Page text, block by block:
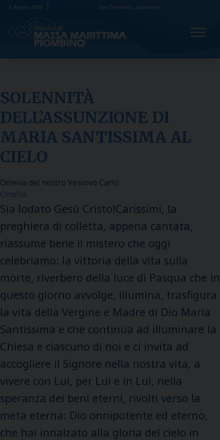
Skip
content
8 Agosto 2026 San Domenico, sacerdote
SOLENNITÀ
DELL’ASSUNZIONE DI
MARIA SANTISSIMA AL
CIELO
Omelia del nostro Vescovo Carlo
Omelia
Sia lodato Gesù Cristo!Carissimi, la
preghiera di colletta, appena cantata,
riassume bene il mistero che oggi
celebriamo: la vittoria della vita sulla
morte, riverbero della luce di Pasqua che in
questo giorno avvolge, illumina, trasfigura
la vita della Vergine e Madre di Dio Maria
Santissima e che continua ad illuminare la
Chiesa e ciascuno di noi e ci invita ad
accogliere il Signore nella nostra vita, a
vivere con Lui, per Lui e in Lui, nella
speranza dei beni eterni, rivolti verso la
meta eterna: Dio onnipotente ed eterno,
che hai innalzato alla gloria del cielo in